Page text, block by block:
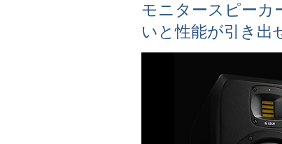
モニタースピーカ
いと性能が引き出